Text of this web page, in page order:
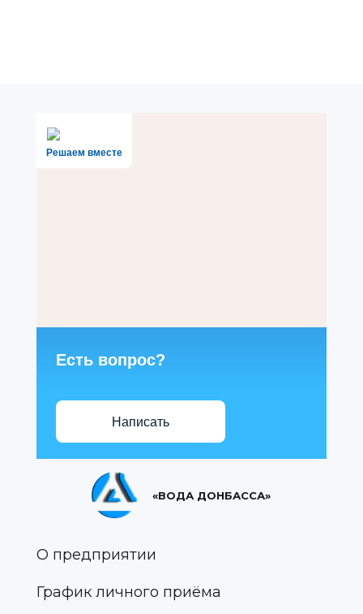
Решаем вместе
Есть вопрос?
Написать
«ВОДА ДОНБАССА»
О предприятии
График личного приёма